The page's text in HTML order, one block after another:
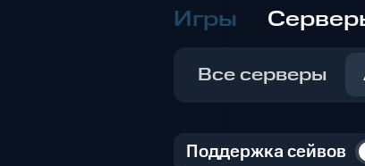
Игры
Все серверы
Поддержка сейвов